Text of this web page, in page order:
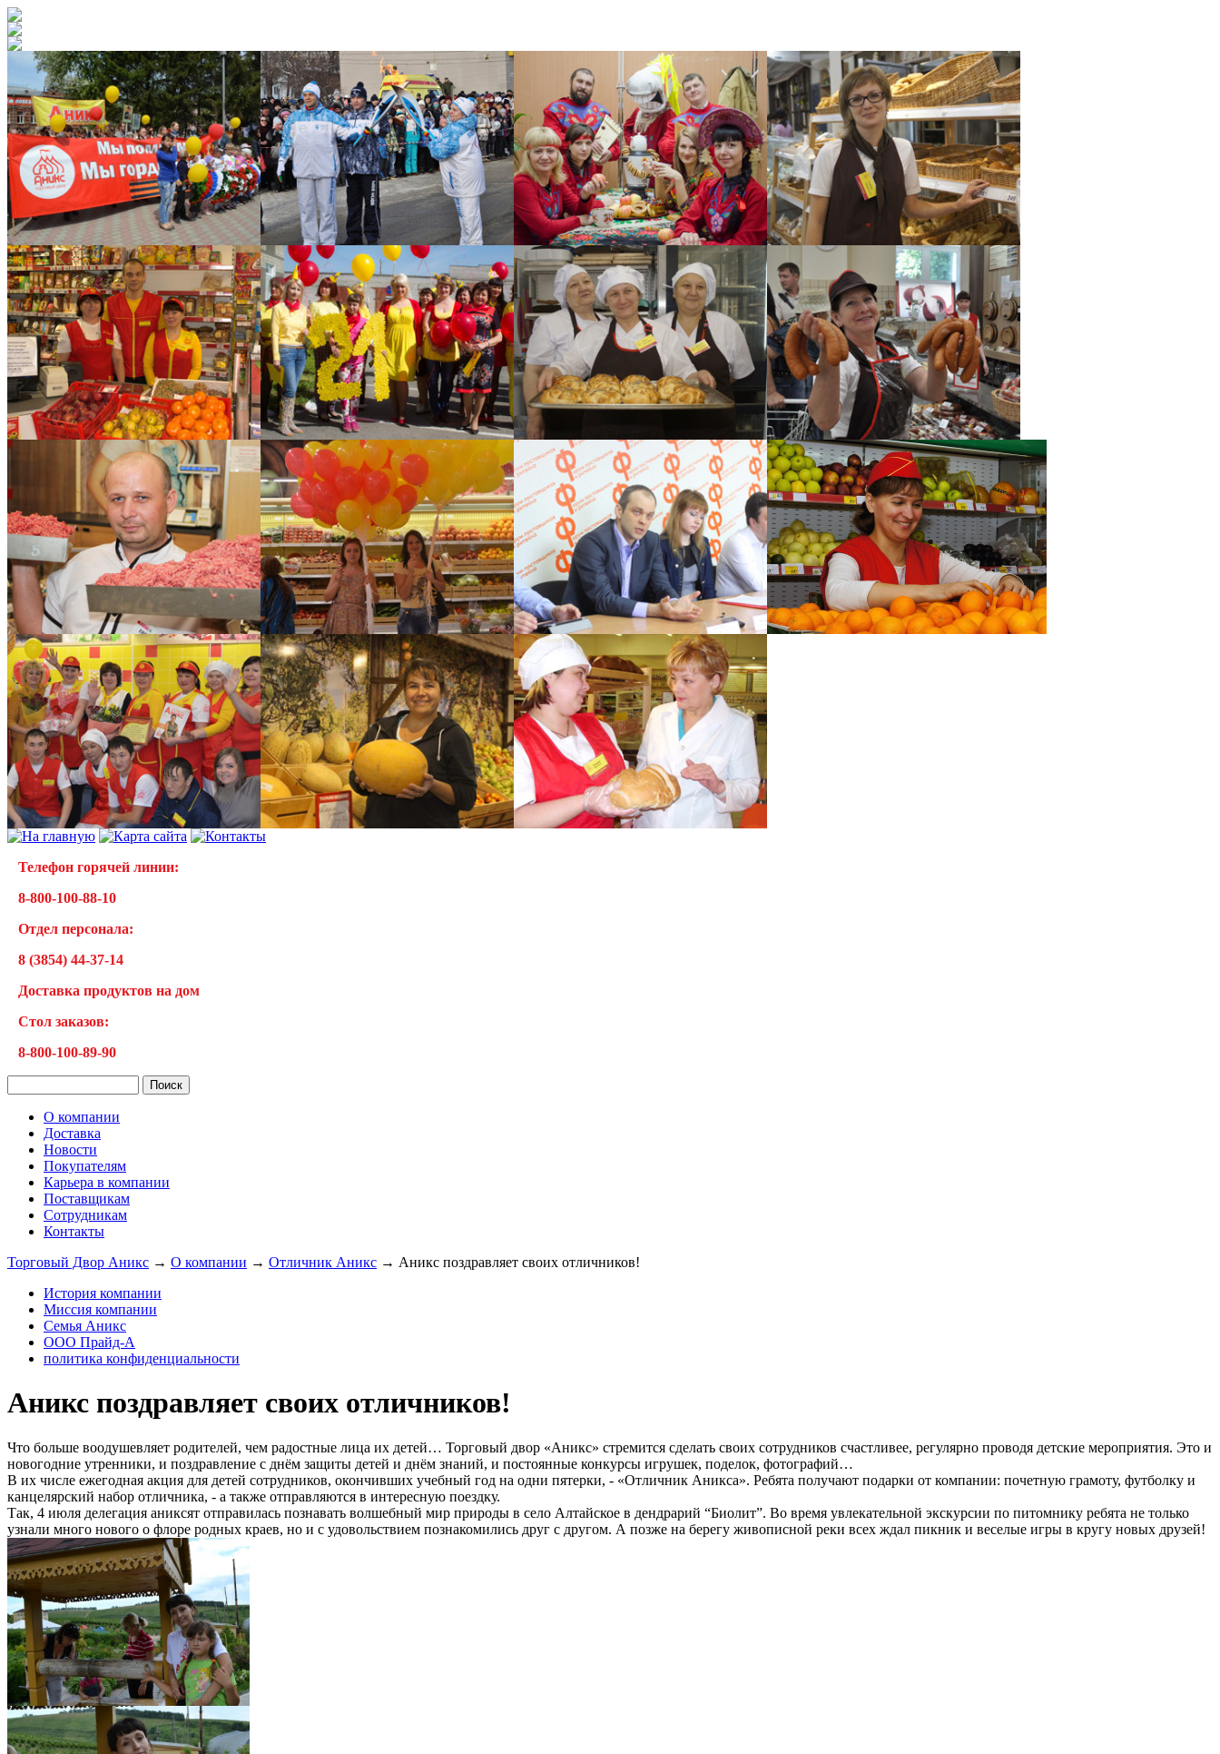
Телефон горячей линии:
8-800-100-88-10
Отдел персонала:
8 (3854) 44-37-14
Доставка продуктов на дом
Cтол заказов:
8-800-100-89-90
О компании
Доставка
Новости
Покупателям
Карьера в компании
Поставщикам
Сотрудникам
Контакты
Торговый Двор Аникс → О компании → Отличник Аникс → Аникс поздравляет своих отличников!
История компании
Миссия компании
Семья Аникс
ООО Прайд-А
политика конфиденциальности
Аникс поздравляет своих отличников!
Что больше воодушевляет родителей, чем радостные лица их детей… Торговый двор «Аникс» стремится сделать своих сотрудников счастливее, регулярно проводя детские мероприятия. Это и
новогодние утренники, и поздравление с днём защиты детей и днём знаний, и постоянные конкурсы игрушек, поделок, фотографий…
В их числе ежегодная акция для детей сотрудников, окончивших учебный год на одни пятерки, - «Отличник Аникса». Ребята получают подарки от компании: почетную грамоту, футболку и
канцелярский набор отличника, - а также отправляются в интересную поездку.
Так, 4 июля делегация аниксят отправилась познавать волшебный мир природы в село Алтайское в дендрарий “Биолит”. Во время увлекательной экскурсии по питомнику ребята не только
узнали много нового о флоре родных краев, но и с удовольствием познакомились друг с другом. А позже на берегу живописной реки всех ждал пикник и веселые игры в кругу новых друзей!